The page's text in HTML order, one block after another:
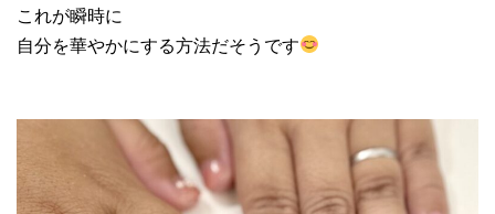
これが瞬時に
自分を華やかにする方法だそうです